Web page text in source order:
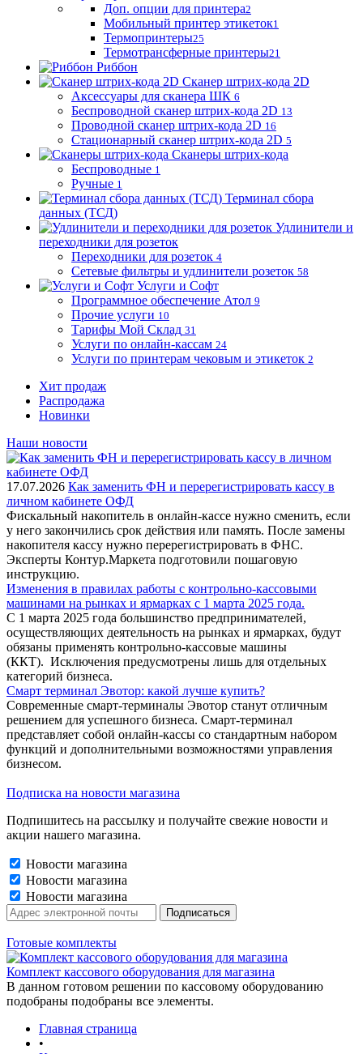
Доп. опции для принтера2
Мобильный принтер этикеток1
Термопринтеры25
Термотрансферные принтеры21
Риббон
Сканер штрих-кода 2D
Аксессуары для сканера ШК 6
Беспроводной сканер штрих-кода 2D 13
Проводной сканер штрих-кода 2D 16
Стационарный сканер штрих-кода 2D 5
Сканеры штрих-кода
Беспроводные 1
Ручные 1
Терминал сбора
данных (ТСД)
Удлинители и
переходники для розеток
Переходники для розеток 4
Сетевые фильтры и удлинители розеток 58
Услуги и Софт
Программное обеспечение Атол 9
Прочие услуги 10
Тарифы Мой Склад 31
Услуги по онлайн-кассам 24
Услуги по принтерам чековым и этикеток 2
Хит продаж
Распродажа
Новинки
Наши новости
17.07.2026 Как заменить ФН и перерегистрировать кассу в
личном кабинете ОФД
Фискальный накопитель в онлайн-кассе нужно сменить, если
у него закончились срок действия или память. После замены
накопителя кассу нужно перерегистрировать в ФНС.
Эксперты Контур.Маркета подготовили пошаговую
инструкцию.
Изменения в правилах работы с контрольно-кассовыми
машинами на рынках и ярмарках с 1 марта 2025 года.
С 1 марта 2025 года большинство предпринимателей,
осуществляющих деятельность на рынках и ярмарках, будут
обязаны применять контрольно-кассовые машины
(ККТ). Исключения предусмотрены лишь для отдельных
категорий бизнеса.
Смарт терминал Эвотор: какой лучше купить?
Современные смарт-терминалы Эвотор станут отличным
решением для успешного бизнеса. Смарт-терминал
представляет собой онлайн-кассы со стандартным набором
функций и дополнительными возможностями управления
бизнесом.
Подписка на новости магазина
Подпишитесь на рассылку и получайте свежие новости и
акции нашего магазина.
Новости магазина
Новости магазина
Новости магазина
Готовые комплекты
Комплект кассового оборудования для магазина
В данном готовом решении по кассовому оборудованию
подобраны подобраны все элементы.
Главная страница
•